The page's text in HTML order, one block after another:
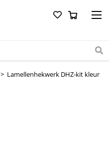
> Lamellenhekwerk DHZ-kit kleur